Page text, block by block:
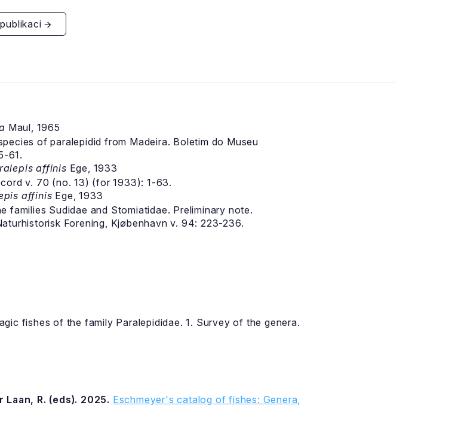
Maul, 1965
of paralepidid from Madeira. Boletim do Museu
61.
affinis Ege, 1933
v. 70 (no. 13) (for 1933): 1-63.
affinis Ege, 1933
families Sudidae and Stomiatidae. Preliminary note.
Forening, Kjøbenhavn v. 94: 223-236.
fishes of the family Paralepididae. 1. Survey of the genera.
Laan, R. (eds). 2025. Eschmeyer's catalog of fishes: Genera,